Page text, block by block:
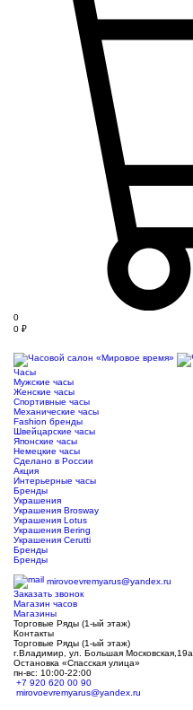
0
0 ₽
Часы
Мужские часы
Женские часы
Спортивные часы
Механические часы
Fashion бренды
Швейцарские часы
Японские часы
Немецкие часы
Сделано в России
Акция
Интерьерные часы
Бренды
Украшения
Украшения Brosway
Украшения Lotus
Украшения Bering
Украшения Cerutti
Бренды
Бренды
mirovoevremyarus@yandex.ru
Заказать звонок
Магазин часов
Магазины
Торговые Ряды (1-ый этаж)
Контакты
Торговые Ряды (1-ый этаж)
г.Владимир, ул. Большая Московская,19а
Остановка «Спасская улица»
пн-вс: 10:00-22:00
+7 920 620 00 90
mirovoevremyarus@yandex.ru